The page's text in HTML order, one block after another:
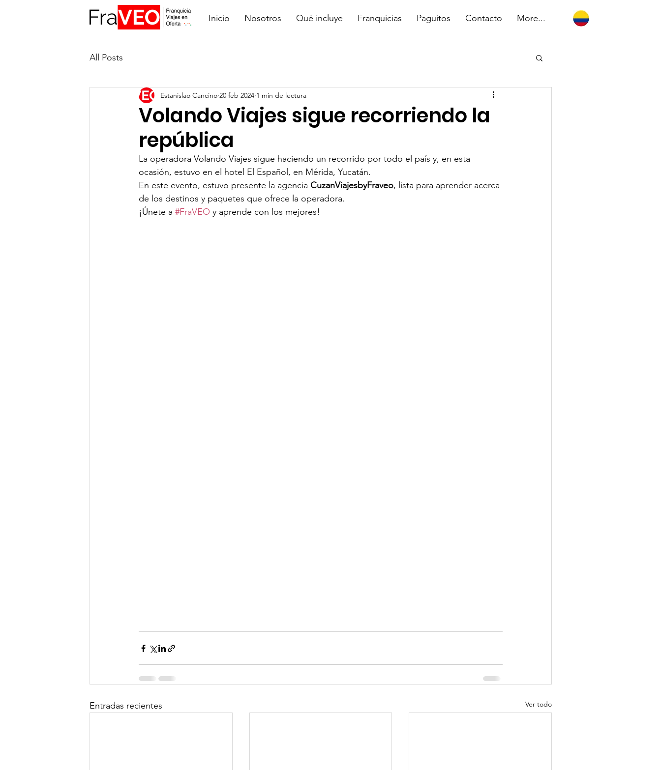
Inicio Nosotros Qué incluye Franquicias Paguitos Contacto More...
All Posts
Volando Viajes sigue recorriendo la
república
Estanislao Cancino 20 feb 2024 1 min de lectura
La operadora Volando Viajes sigue haciendo un recorrido por todo el país y, en esta
ocasión, estuvo en el hotel El Español, en Mérida, Yucatán.
En este evento, estuvo presente la agencia CuzanViajesbyFraveo, lista para aprender acerca
de los destinos y paquetes que ofrece la operadora.
¡Únete a #FraVEO y aprende con los mejores!
Entradas recientes Ver todo